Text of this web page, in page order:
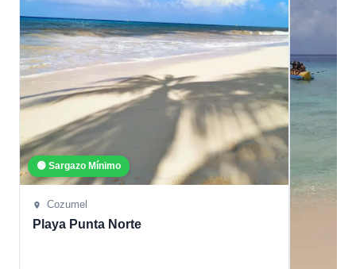
🟢 Sargazo Mínimo
Cozumel
Playa Punta Norte